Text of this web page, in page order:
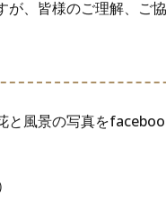
が、皆様のご理解、ご
と風景の写真を